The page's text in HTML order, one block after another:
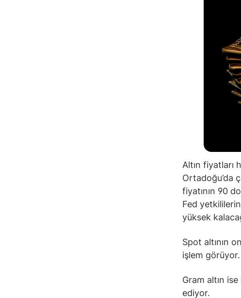
Altın fiyatları
Ortadoğu’da
fiyatının 90
Fed
yüksek
Spot altının
işlem görüyor.
Gram altın
ediyor.